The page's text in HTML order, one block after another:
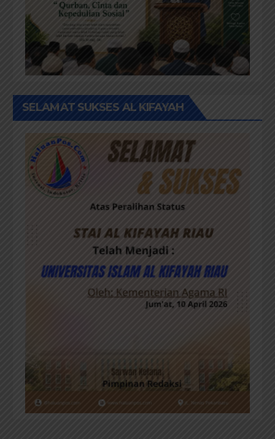
SELAMAT SUKSES AL KIFAYAH